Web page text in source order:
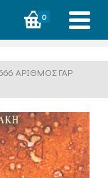
0
ΑΡΙΘΜΟΣ ΓΑΡ